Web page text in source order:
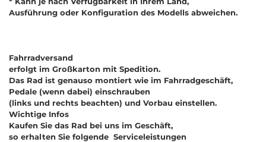
Ausführung oder Konfiguration des Modells abweichen.
Fahrradversand
erfolgt im Großkarton mit Spedition.
Das Rad ist genauso montiert wie im Fahrradgeschäft,
Pedale (wenn dabei) einschrauben
(links und rechts beachten) und Vorbau einstellen.
Wichtige Infos
Kaufen Sie das Rad bei uns im Geschäft,
so erhalten Sie folgende Serviceleistungen